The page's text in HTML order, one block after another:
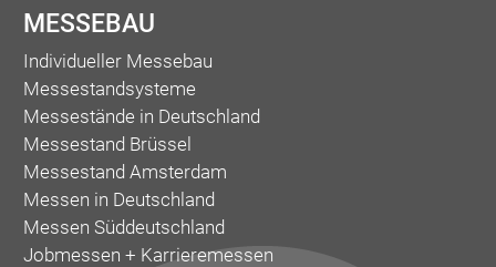
MESSEBAU
Individueller Messebau
Messestandsysteme
Messestände in Deutschland
Messestand Brüssel
Messestand Amsterdam
Messen in Deutschland
Messen Süddeutschland
Jobmessen + Karrieremessen